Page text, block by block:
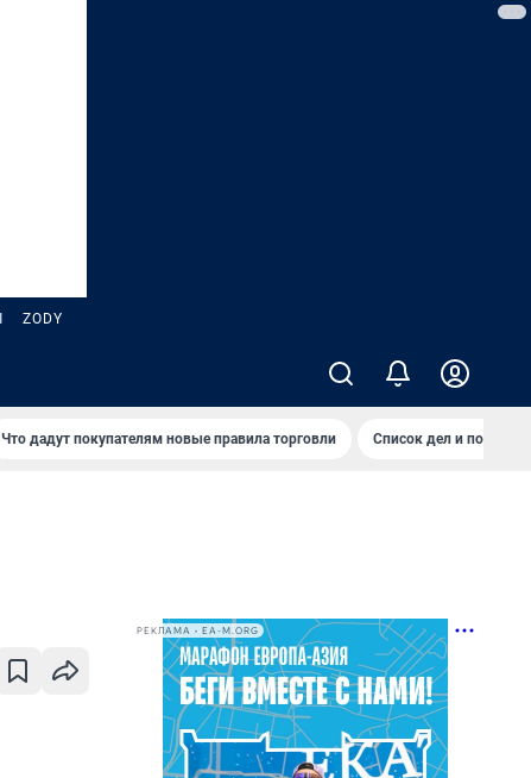
ZODY
Что дадут покупателям новые правила торговли Список дел и покупок
РЕКЛАМА • EA-M.ORG